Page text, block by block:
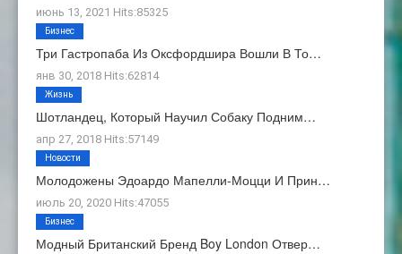
июнь 13, 2021 Hits:85325
Три Гастропаба Из Оксфордшира Вошли В То…
янв 30, 2018 Hits:62814
Бизнес
Шотландец, Который Научил Собаку Подним…
апр 27, 2018 Hits:57149
Жизнь
Молодожены Эдоардо Мапелли-Моцци И Прин…
июль 20, 2020 Hits:47055
Новости
Модный Британский Бренд Boy London Отвер…
Бизнес